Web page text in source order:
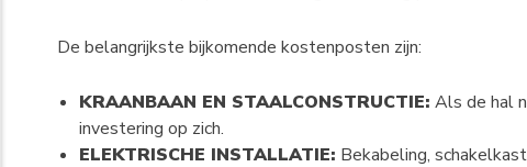
De belangrijkste bijkomende kostenposten zijn:
KRAANBAAN EN STAALCONSTRUCTIE: Als de hal
investering op zich.
ELEKTRISCHE INSTALLATIE: Bekabeling,